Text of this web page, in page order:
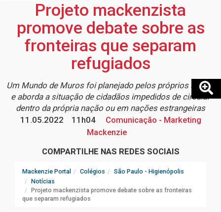
Projeto mackenzista
promove debate sobre as
fronteiras que separam
refugiados
Um Mundo de Muros foi planejado pelos próprios alunos
e aborda a situação de cidadãos impedidos de circular
dentro da própria nação ou em nações estrangeiras
11.05.2022
11h04
Comunicação - Marketing
Mackenzie
COMPARTILHE NAS REDES SOCIAIS
Mackenzie Portal Colégios
São Paulo - Higienópolis
Notícias
Projeto mackenzista promove debate sobre as fronteiras
que separam refugiados